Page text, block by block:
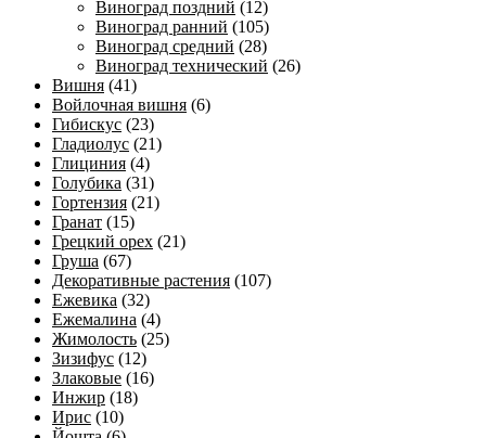
Виноград поздний (12)
Виноград ранний (105)
Виноград средний (28)
Виноград технический (26)
Вишня (41)
Войлочная вишня (6)
Гибискус (23)
Гладиолус (21)
Глициния (4)
Голубика (31)
Гортензия (21)
Гранат (15)
Грецкий орех (21)
Груша (67)
Декоративные растения (107)
Ежевика (32)
Ежемалина (4)
Жимолость (25)
Зизифус (12)
Злаковые (16)
Инжир (18)
Ирис (10)